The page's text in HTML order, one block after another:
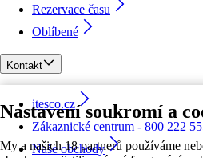
Nastavení soukromí a
My a našich 18 partnerů používáme
Rezervace času
Oblíbené
Kontakt
itesco.cz
Zákaznické centrum - 800 222
Naše obchody